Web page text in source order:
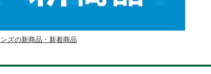
ズの新商品・新着商品